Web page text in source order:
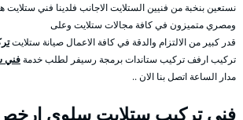
نستعين بنخبة من فنيين الستلايت الاجانب فلدينا فني
ومصري متميزون في كافة مجالات ستلايت وعلى
قدر كبير من الالتزام والدقة في كافة الاعمال صيانة ستلايت
تركيب ارفف تركيب ستاندات برمجة رسيفر لطلب خدمةفني
مدار الساعة اتصل بنا الان ..
فني تركيب ستلايت سلوى ارخص